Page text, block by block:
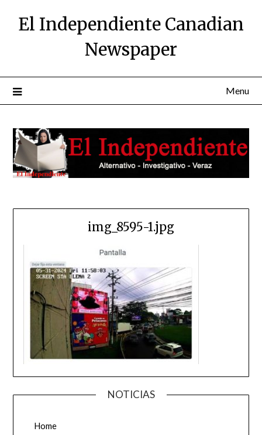
El Independiente Canadian
Newspaper
Menu
img_8595-1.jpg
NOTICIAS
Home